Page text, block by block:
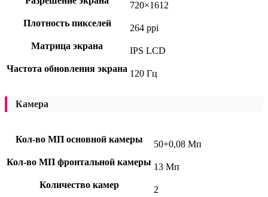
720×1612
Плотность пикселей
264 ppi
Матрица экрана
IPS LCD
Частота обновления экрана 120 Гц
Камера
Кол-во МП основной камеры
50+0,08 Мп
Кол-во МП фронтальной камеры 13 Мп
Количество камер
2